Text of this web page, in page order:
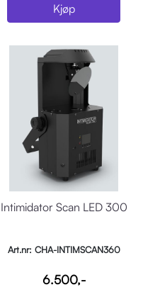
Kjøp
Intimidator Scan LED 300
Art.nr: CHA-INTIMSCAN360
6.500,-